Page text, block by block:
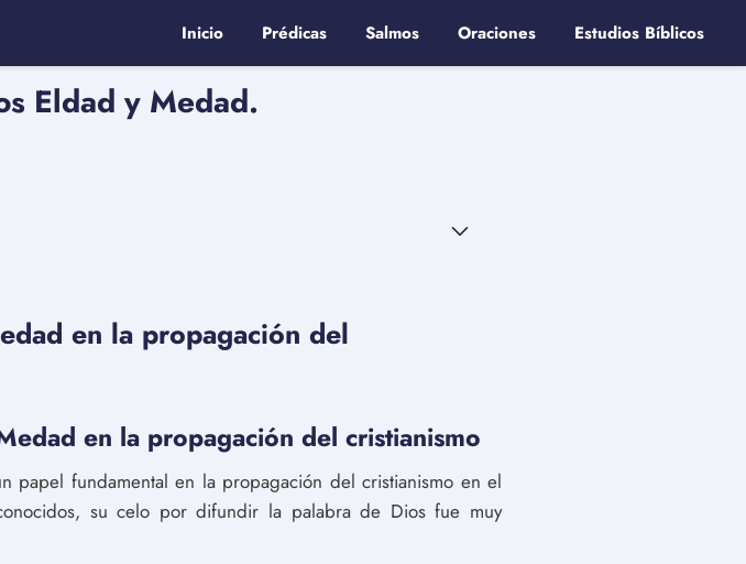
Inicio Prédicas Salmos Oraciones Estudios Bíblicos
Eldad y Medad.
en la propagación del
en la propagación del cristianismo
papel fundamental en la propagación del cristianismo en el
su celo por difundir la palabra de Dios fue muy